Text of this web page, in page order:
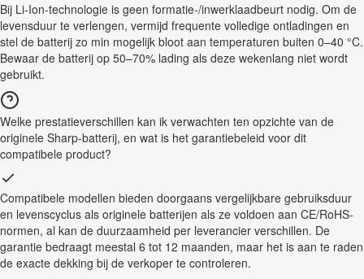
Bij Li-Ion-technologie is geen formatie-/inwerklaadbeurt nodig. Om de
levensduur te verlengen, vermijd frequente volledige ontladingen en
stel de batterij zo min mogelijk bloot aan temperaturen buiten 0–40 °C.
Bewaar de batterij op 50–70% lading als deze wekenlang niet wordt
gebruikt.
Welke prestatieverschillen kan ik verwachten ten opzichte van de
originele Sharp-batterij, en wat is het garantiebeleid voor dit
compatibele product?
Compatibele modellen bieden doorgaans vergelijkbare gebruiksduur
en levenscyclus als originele batterijen als ze voldoen aan CE/RoHS-
normen, al kan de duurzaamheid per leverancier verschillen. De
garantie bedraagt meestal 6 tot 12 maanden, maar het is aan te raden
de exacte dekking bij de verkoper te controleren.